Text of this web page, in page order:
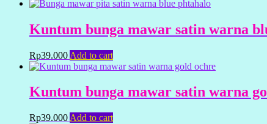
Kuntum bunga mawar satin warna
Rp39.000 Add to cart
Kuntum bunga mawar satin warna
Rp39.000 Add to cart